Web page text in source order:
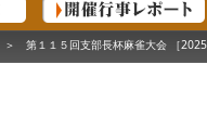
＞ 第１１５回支部長杯麻雀大会 ［2025